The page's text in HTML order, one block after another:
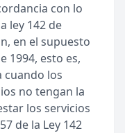
con lo
ley 142 de
en el supuesto
1994, esto es,
cuando los
no tengan la
los servicios
de la Ley 142